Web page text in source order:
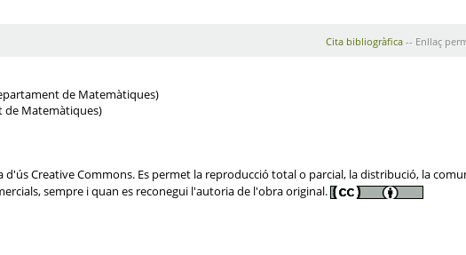
Cita bibliogràfica-- Enllaç
de Matemàtiques)
de Matemàtiques)
Creative Commons. Es permet la reproducció total o parcial, la distribució, la
sempre i quan es reconegui l'autoria de l'obra original.